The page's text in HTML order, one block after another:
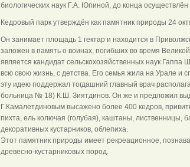
биологических наук Г.А. Юпиной, до конца
Кедровый парк утверждён как памятник природы 24
Он занимает площадь 1 гектар и находится в
заложен в память о воинах, погибших во время
является кандидат сельскохозяйственных наук
всю свою жизнь, с детства. Его семья жила на Урале и
эту идею поддержал тогдашний главный врач
больница № 18) К.Ш. Зиятдинов. Он же и предложил
Г.Камалетдиновым высажено более 400 кедров,
пихта, ель колючая (голубая), каштаны, лиственницы,
декоративных кустарников, облепиха.
Этот памятник природы имеет рекреационное,
древесно-кустарниковых пород.